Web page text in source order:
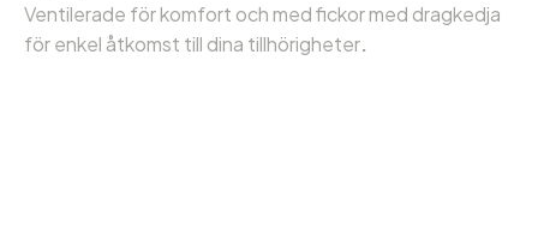
Ventilerade för komfort och med fickor med dragkedja
för enkel åtkomst till dina tillhörigheter.